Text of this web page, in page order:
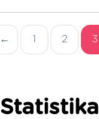
← 1 2 3
Statistika